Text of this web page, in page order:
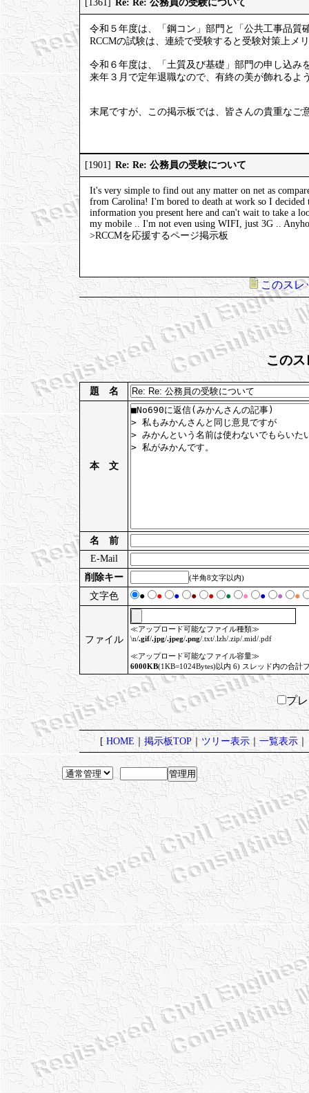
[1361]
令和５年度は、「鋼コン」部門と「公共工事品
RCCMの試験は、連続で受験すると受験対策上メ
令和６年度は、「土質及び基礎」部門の申し込み
来年３月で定年退職なので、有終の美が飾れるよ
末尾ですが、この掲示板では、皆さんの貴重なご
[1901] Re: Re: 公務員の受験について
It's very simple to find out any matter on net as
from Carolina! I'm bored to death at work so I
information you present here and can't wait to take a
my mobile .. I'm not even using WIFI, just 3G ..
>RCCMを応援するページ掲示板
このスレ
このス
題 名
本 文
名 前
E-Mail
削除キー
(半角8文字以内)
文字色 ● ● ● ● ● ● ● ● ● ●
ファイル
≪アップロード可能なファイル種類≫
\n/.gif/.jpg/.jpeg/.png/.txt/.lzh/.zip/.mid/.pdf
≪アップロード可能なファイル容量≫
6000KB(1KB=1024Bytes)以内 6) スレッド内の合計
プ
[HOME ｜掲示板TOP｜ツリー表示｜一覧表示｜